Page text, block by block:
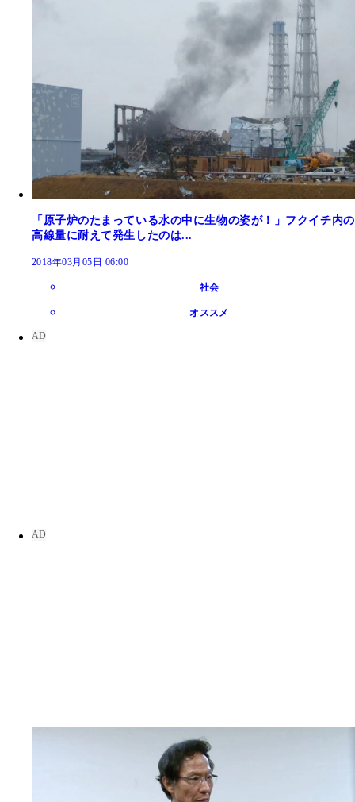
「原子炉のたまっている水の中に生物の姿が！」フクイチ内の
高線量に耐えて発生したのは...
2018年03月05日 06:00
社会
オススメ